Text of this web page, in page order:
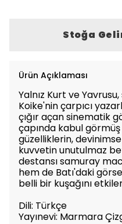
Stoğa
Ürün Açıklaması
Yalnız Kurt ve
Koike'nin çarpıcı
çığır açan sinematik
çapında kabul
güzelliklerin,
kuvvetin unutulmaz
destansı samuray
hem de Batı'daki
belli bir kuşağını
Dili: Türkçe
Yayınevi: Marmara